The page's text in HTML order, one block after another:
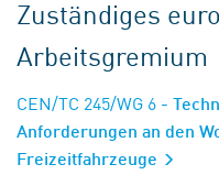
Zuständiges
Arbeitsgremium
CEN/TC 245/WG 6 -
Anforderungen an den
Freizeitfahrzeuge